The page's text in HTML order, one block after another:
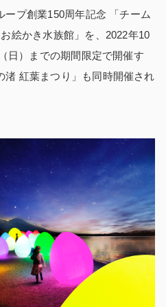
ープ創業150周年記念 「チーム
絵かき水族館」を、2022年10
日）までの期間限定で開催す
渚 紅葉まつり」も同時開催され